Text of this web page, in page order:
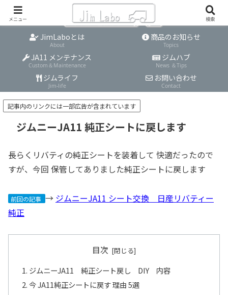
JimLaboとは
About
商品のお知らせ
Topics
JA11 メンテナンス
Custom＆Maintenance
ジムハブ
News ＆Tips
ジムライフ
Jim-life
お問い合わせ
Contact
記事内のリンクには一部広告が含まれています
ジムニーJA11 純正シートに戻します
長らくリバティの純正シートを装着して 快適だったので
すが、今回 保管してありました純正シートに戻します
前回の記事 → ジムニーJA11 シート交換 日産リバティー
純正
目次
ジムニーJA11 純正シート戻し DIY 内容
今 JA11純正シートに戻す 理由 5選
メニュー 検索